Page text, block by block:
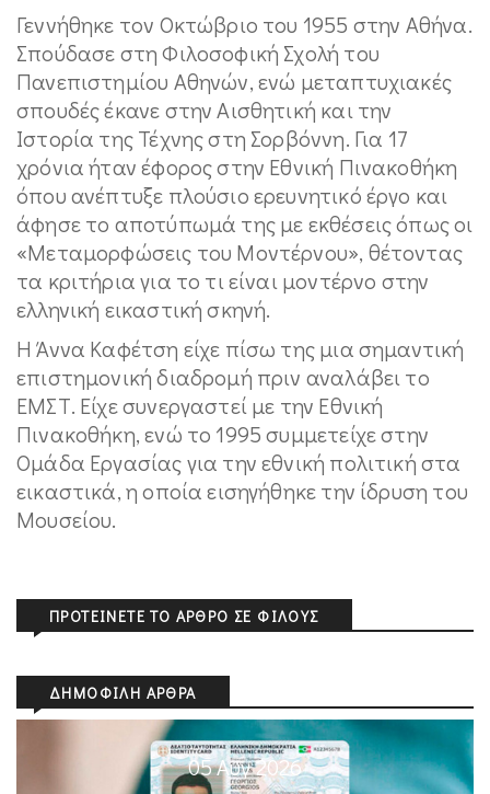
Γεννήθηκε τον Οκτώβριο του 1955 στην Αθήνα.
Σπούδασε στη Φιλοσοφική Σχολή του
Πανεπιστημίου Αθηνών, ενώ μεταπτυχιακές
σπουδές έκανε στην Αισθητική και την
Ιστορία της Τέχνης στη Σορβόννη. Για 17
χρόνια ήταν έφορος στην Εθνική Πινακοθήκη
όπου ανέπτυξε πλούσιο ερευνητικό έργο και
άφησε το αποτύπωμά της με εκθέσεις όπως οι
«Μεταμορφώσεις του Μοντέρνου», θέτοντας
τα κριτήρια για το τι είναι μοντέρνο στην
ελληνική εικαστική σκηνή.
Η Άννα Καφέτση είχε πίσω της μια σημαντική
επιστημονική διαδρομή πριν αναλάβει το
ΕΜΣΤ. Είχε συνεργαστεί με την Εθνική
Πινακοθήκη, ενώ το 1995 συμμετείχε στην
Ομάδα Εργασίας για την εθνική πολιτική στα
εικαστικά, η οποία εισηγήθηκε την ίδρυση του
Μουσείου.
ΠΡΟΤΕΊΝΕΤΕ ΤΟ ΆΡΘΡΟ ΣΕ ΦΊΛΟΥΣ
ΔΗΜΟΦΙΛΉ ΆΡΘΡΑ
05 Αυγ 2026